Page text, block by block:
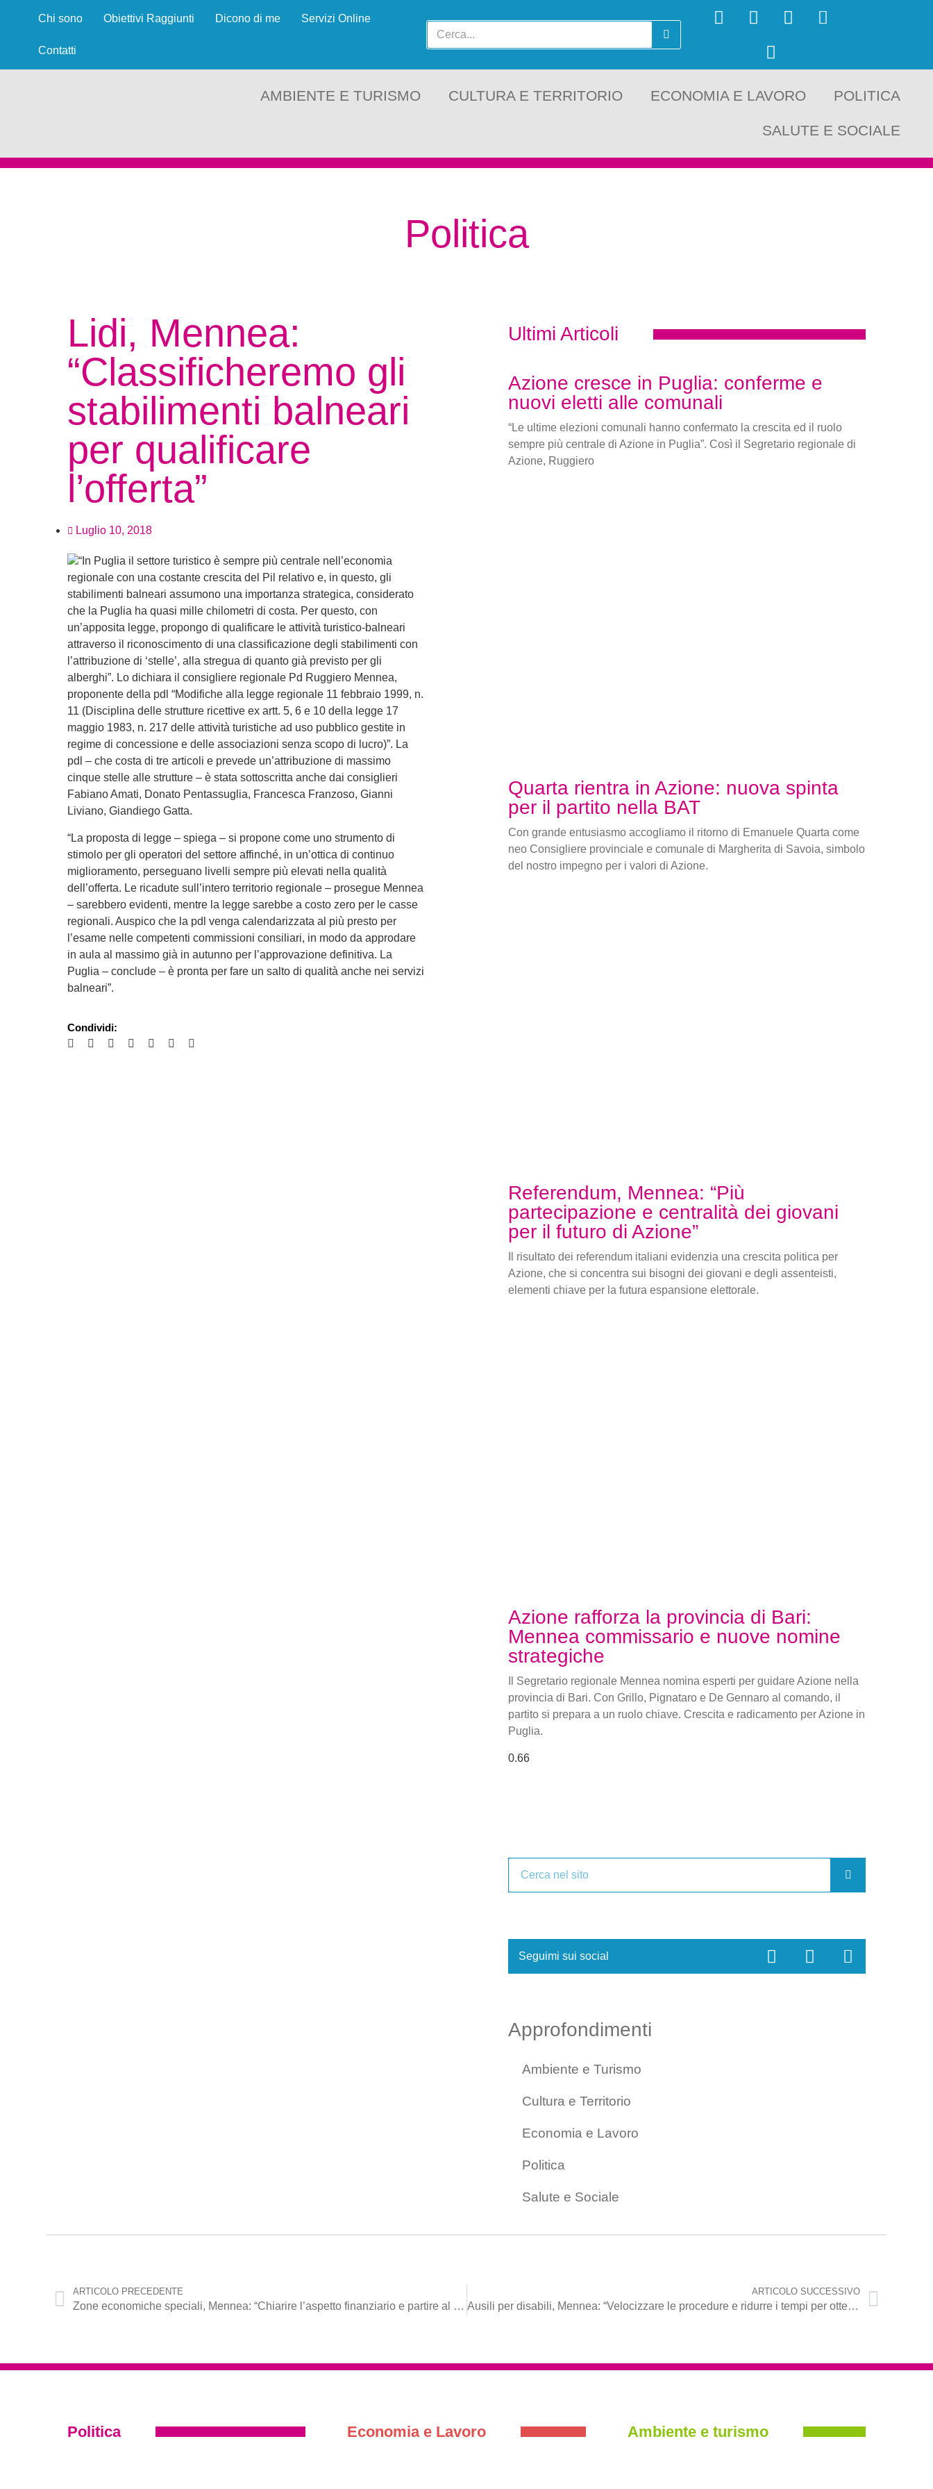
Chi sono Obiettivi Raggiunti Dicono di me Servizi Online
Contatti
AMBIENTE E TURISMO CULTURA E TERRITORIO ECONOMIA E LAVORO POLITICA
SALUTE E SOCIALE
Politica
Lidi, Mennea:
“Classificheremo gli
stabilimenti balneari
per qualificare
l’offerta”
Luglio 10, 2018
“In Puglia il settore turistico è sempre più centrale nell’economia
regionale con una costante crescita del Pil relativo e, in questo, gli
stabilimenti balneari assumono una importanza strategica, considerato
che la Puglia ha quasi mille chilometri di costa. Per questo, con
un’apposita legge, propongo di qualificare le attività turistico-balneari
attraverso il riconoscimento di una classificazione degli stabilimenti con
l’attribuzione di ‘stelle’, alla stregua di quanto già previsto per gli
alberghi”. Lo dichiara il consigliere regionale Pd Ruggiero Mennea,
proponente della pdl “Modifiche alla legge regionale 11 febbraio 1999, n.
11 (Disciplina delle strutture ricettive ex artt. 5, 6 e 10 della legge 17
maggio 1983, n. 217 delle attività turistiche ad uso pubblico gestite in
regime di concessione e delle associazioni senza scopo di lucro)”. La
pdl – che costa di tre articoli e prevede un’attribuzione di massimo
cinque stelle alle strutture – è stata sottoscritta anche dai consiglieri
Fabiano Amati, Donato Pentassuglia, Francesca Franzoso, Gianni
Liviano, Giandiego Gatta.
“La proposta di legge – spiega – si propone come uno strumento di
stimolo per gli operatori del settore affinché, in un’ottica di continuo
miglioramento, perseguano livelli sempre più elevati nella qualità
dell’offerta. Le ricadute sull’intero territorio regionale – prosegue Mennea
– sarebbero evidenti, mentre la legge sarebbe a costo zero per le casse
regionali. Auspico che la pdl venga calendarizzata al più presto per
l’esame nelle competenti commissioni consiliari, in modo da approdare
in aula al massimo già in autunno per l’approvazione definitiva. La
Puglia – conclude – è pronta per fare un salto di qualità anche nei servizi
balneari”.
Condividi:
Ultimi Articoli
Azione cresce in Puglia: conferme e
nuovi eletti alle comunali
“Le ultime elezioni comunali hanno confermato la crescita ed il ruolo
sempre più centrale di Azione in Puglia”. Così il Segretario regionale di
Azione, Ruggiero
Quarta rientra in Azione: nuova spinta
per il partito nella BAT
Con grande entusiasmo accogliamo il ritorno di Emanuele Quarta come
neo Consigliere provinciale e comunale di Margherita di Savoia, simbolo
del nostro impegno per i valori di Azione.
Referendum, Mennea: “Più
partecipazione e centralità dei giovani
per il futuro di Azione”
Il risultato dei referendum italiani evidenzia una crescita politica per
Azione, che si concentra sui bisogni dei giovani e degli assenteisti,
elementi chiave per la futura espansione elettorale.
Azione rafforza la provincia di Bari:
Mennea commissario e nuove nomine
strategiche
Il Segretario regionale Mennea nomina esperti per guidare Azione nella
provincia di Bari. Con Grillo, Pignataro e De Gennaro al comando, il
partito si prepara a un ruolo chiave. Crescita e radicamento per Azione in
Puglia.
Seguimi sui social
Approfondimenti
Ambiente e Turismo
Cultura e Territorio
Economia e Lavoro
Politica
Salute e Sociale
ARTICOLO PRECEDENTE
Zone economiche speciali, Mennea: “Chiarire l’aspetto finanziario e partire al più presto possibile”
ARTICOLO SUCCESSIVO
Ausili per disabili, Mennea: “Velocizzare le procedure e ridurre i tempi per ottenere le protesi”
Politica Economia e Lavoro Ambiente e turismo